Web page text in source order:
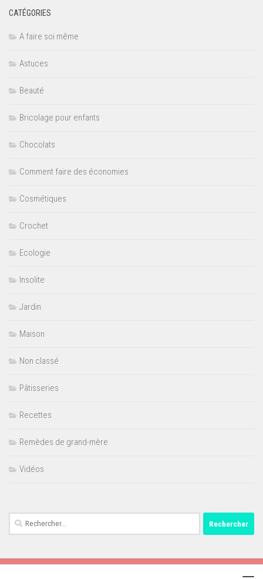
CATÉGORIES
A faire soi même
Astuces
Beauté
Bricolage pour enfants
Chocolats
Comment faire des économies
Cosmétiques
Crochet
Ecologie
Insolite
Jardin
Maison
Non classé
Pâtisseries
Recettes
Remèdes de grand-mère
Vidéos
Rechercher :